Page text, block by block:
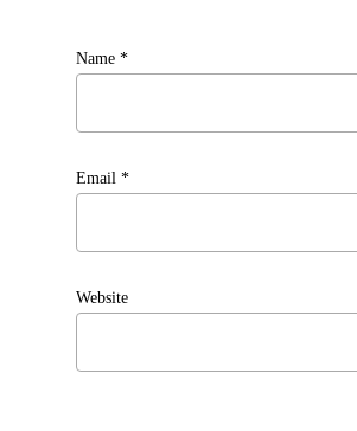
Name *
Email *
Website